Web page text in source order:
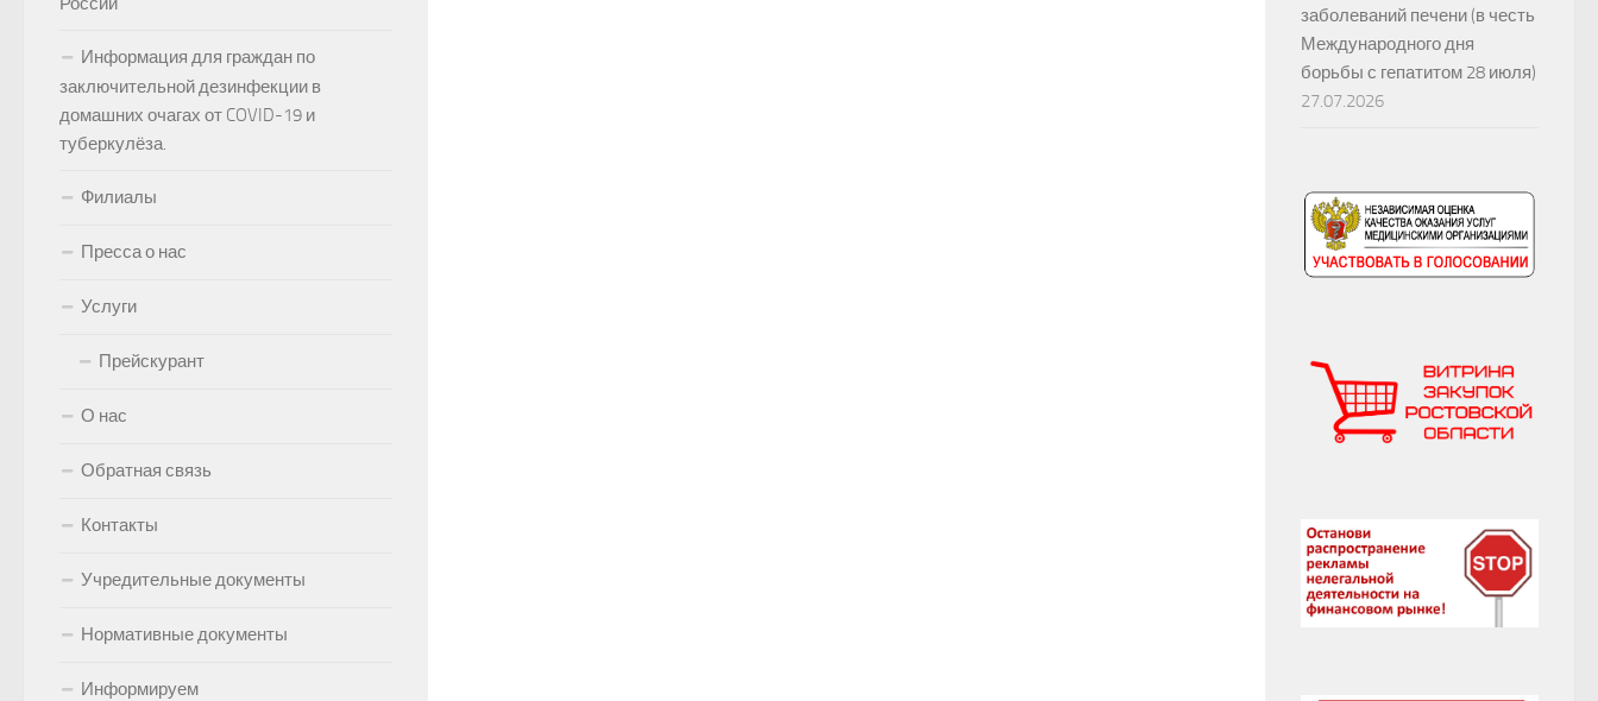
Информация для граждан по
заключительной дезинфекции в
домашних очагах от COVID-19 и
туберкулёза.
Филиалы
Пресса о нас
Услуги
Прейскурант
О нас
Обратная связь
Контакты
Учредительные документы
Нормативные документы
Информируем
заболеваний печени (в честь
Международного дня
борьбы с гепатитом 28 июля)
27.07.2026